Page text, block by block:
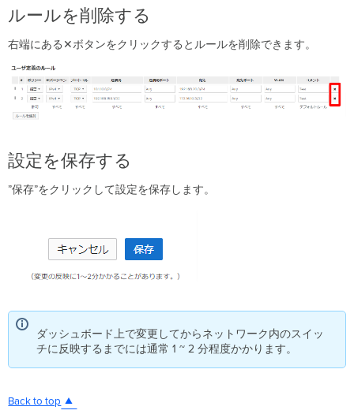
ルールを削除する
右端にある✕ボタンをクリックするとルールを削除できます。
設定を保存する
”保存”をクリックして設定を保存します。
ダッシュボード上で変更してからネットワーク内のスイッ
チに反映するまでには通常 1 ~ 2 分程度かかります。
Back to top